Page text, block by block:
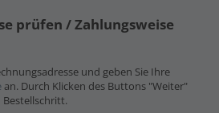
prüfen / Zahlungsweise
und geben Sie Ihre
an. Durch Klicken des Buttons "Weiter"
Bestellschritt.